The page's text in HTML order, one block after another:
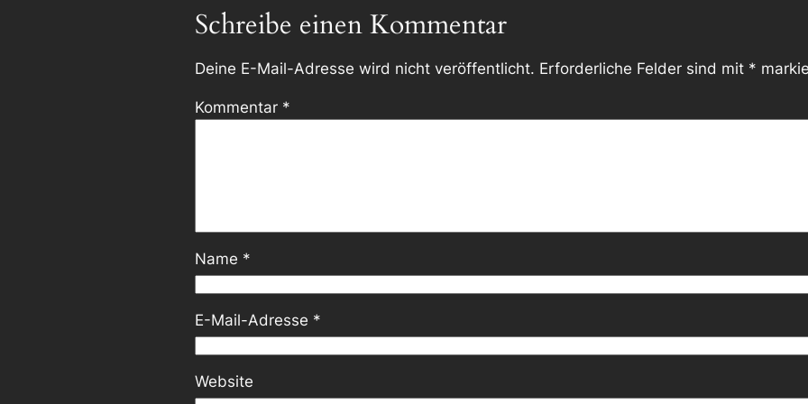
Schreibe einen Kommentar
Deine E-Mail-Adresse wird nicht veröffentlicht. Erforderliche Felder sind mit *
Kommentar *
Name *
E-Mail-Adresse *
Website